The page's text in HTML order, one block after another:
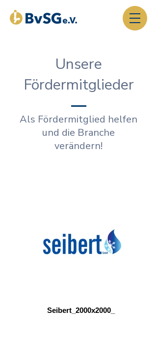
Unsere
Fördermitglieder
Als Fördermitglied helfen
und die Branche
verändern!
Seibert_2000x2000_